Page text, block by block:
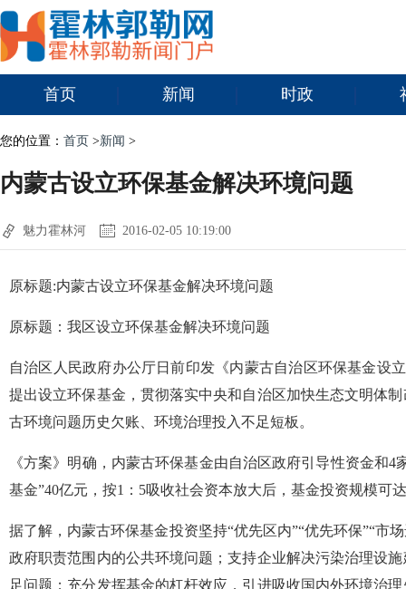
首页 新闻 时政
您的位置： 首页 >新闻 >
内蒙古设立环保基金解决环境问题
魅力霍林河 2016-02-05 10:19:00
原标题:内蒙古设立环保基金解决环境问题
原标题：我区设立环保基金解决环境问题
自治区人民政府办公厅日前印发《内蒙古自治区环保基金设
提出设立环保基金，贯彻落实中央和自治区加快生态文明体
古环境问题历史欠账、环境治理投入不足短板。
《方案》明确，内蒙古环保基金由自治区政府引导性资金和4
基金”40亿元，按1：5吸收社会资本放大后，基金投资规模可
据了解，内蒙古环保基金投资坚持“优先区内”“优先环保”“市
政府职责范围内的公共环境问题；支持企业解决污染治理设
足问题；充分发挥基金的杠杆效应，引进吸收国内外环境治